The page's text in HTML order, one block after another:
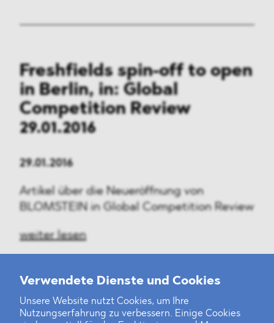
Verwendete Dienste und Cookies
Unsere Website nutzt Cookies, um Ihre
Nutzungserfahrung zu verbessern. Einige Cookies
Freshfields spin-off to open
in Berlin, in: Global
Competition Review
29.01.2016
29.01.2016
Artikel über die Neueröffnung von
BLOMSTEIN in Global Competition Review
weiter lesen
‹12...38 394041 424344454647›